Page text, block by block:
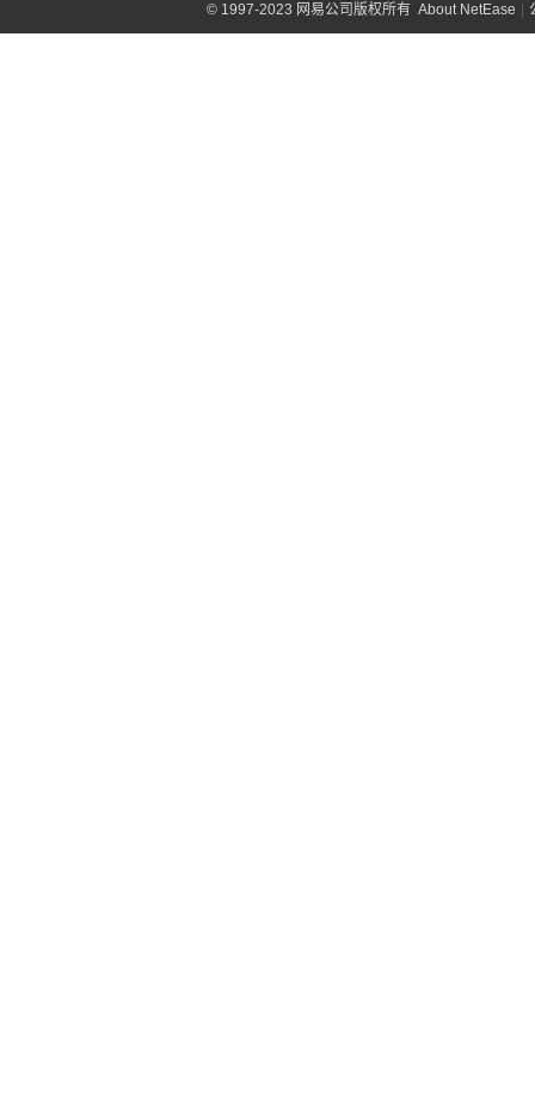
©1997-2023 网易公司版权所有 About NetEase